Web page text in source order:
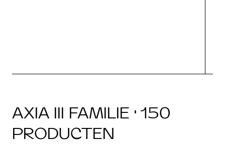
AXIA III FAMILIE · 150
PRODUCTEN